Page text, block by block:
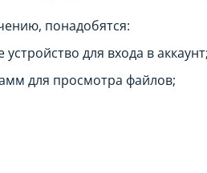
понадобятся:
для входа в аккаунт;
для просмотра файлов;